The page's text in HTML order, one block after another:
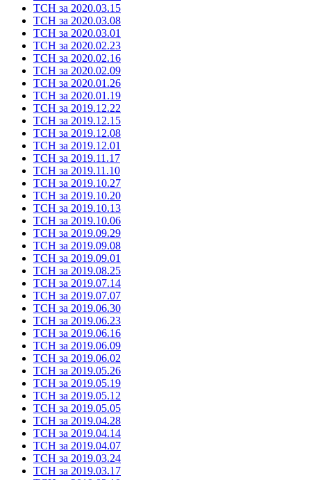
ТСН за 2020.03.15
ТСН за 2020.03.08
ТСН за 2020.03.01
ТСН за 2020.02.23
ТСН за 2020.02.16
ТСН за 2020.02.09
ТСН за 2020.01.26
ТСН за 2020.01.19
ТСН за 2019.12.22
ТСН за 2019.12.15
ТСН за 2019.12.08
ТСН за 2019.12.01
ТСН за 2019.11.17
ТСН за 2019.11.10
ТСН за 2019.10.27
ТСН за 2019.10.20
ТСН за 2019.10.13
ТСН за 2019.10.06
ТСН за 2019.09.29
ТСН за 2019.09.08
ТСН за 2019.09.01
ТСН за 2019.08.25
ТСН за 2019.07.14
ТСН за 2019.07.07
ТСН за 2019.06.30
ТСН за 2019.06.23
ТСН за 2019.06.16
ТСН за 2019.06.09
ТСН за 2019.06.02
ТСН за 2019.05.26
ТСН за 2019.05.19
ТСН за 2019.05.12
ТСН за 2019.05.05
ТСН за 2019.04.28
ТСН за 2019.04.14
ТСН за 2019.04.07
ТСН за 2019.03.24
ТСН за 2019.03.17